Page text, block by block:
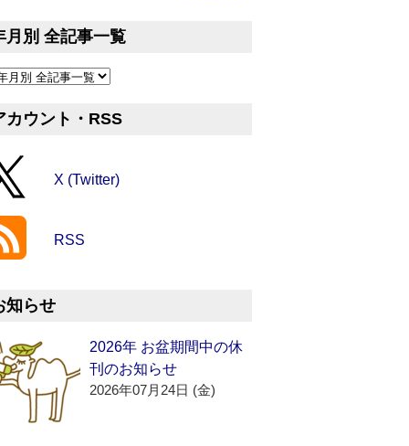
月別 全記事一覧
カウント・RSS
X (Twitter)
RSS
知らせ
2026年 お盆期間中の休
刊のお知らせ
2026年07月24日 (金)